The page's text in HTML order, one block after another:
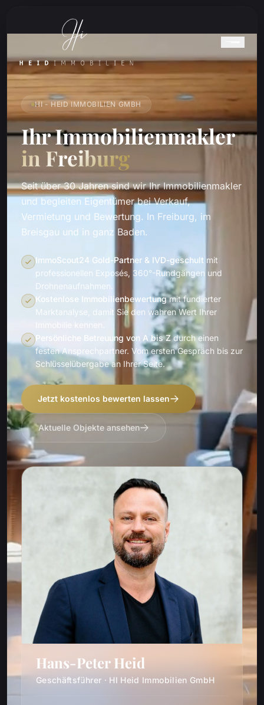
HI - HEID IMMOBILIEN GMBH
Ihr Immobilienmakler
in Freiburg
Seit über 30 Jahren sind wir Ihr Immobilienmakler
und begleiten Eigentümer bei Verkauf,
Vermietung und Bewertung. In Freiburg, im
Breisgau und in ganz Baden.
ImmoScout24 Gold-Partner & IVD-geschult mit
professionellen Exposés, 360°-Rundgängen und
Drohnenaufnahmen.
Kostenlose Immobilienbewertungmit fundierter
Marktanalyse, damit Sie den wahren Wert Ihrer
Immobilie kennen.
Persönliche Betreuung von A bis Zdurch einen
festen Ansprechpartner. Vom ersten Gespräch bis zur
Schlüsselübergabe an Ihrer Seite.
Jetzt kostenlos bewerten lassen
Aktuelle Objekte ansehen
Hans-Peter Heid
Geschäftsführer · HI Heid Immobilien GmbH